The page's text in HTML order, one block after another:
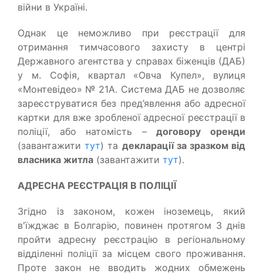
війни в Україні.
Однак це неможливо при реєстрації для
отримання тимчасового захисту в центрі
Державного агентства у справах біженців (ДАБ)
у м. Софія, квартал «Овча Купел», вулиця
«Монтевідео» № 21А. Система ДАБ не дозволяє
зареєструватися без пред’явлення або адресної
картки для вже зробленої адресної реєстрації в
поліції, або натомість –договору оренди
(завантажититут) та декларації за зразком від
власника житла (завантажити тут).
АДРЕСНА РЕЄСТРАЦІЯ В ПОЛІЦІЇ
Згідно із законом, кожен іноземець, який
в'їжджає в Болгарію, повинен протягом 3 днів
пройти адресну реєстрацію в регіональному
відділенні поліції за місцем свого проживання.
Проте закон не вводить жодних обмежень